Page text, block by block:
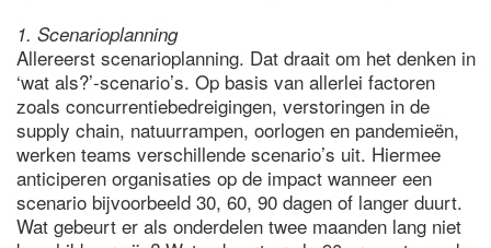
1. Scenarioplanning
Allereerst scenarioplanning. Dat draait om het denken in
‘wat als?’-scenario’s. Op basis van allerlei factoren
zoals concurrentiebedreigingen, verstoringen in de
supply chain, natuurrampen, oorlogen en pandemieën,
werken teams verschillende scenario’s uit. Hiermee
anticiperen organisaties op de impact wanneer een
scenario bijvoorbeeld 30, 60, 90 dagen of langer duurt.
Wat gebeurt er als onderdelen twee maanden lang niet